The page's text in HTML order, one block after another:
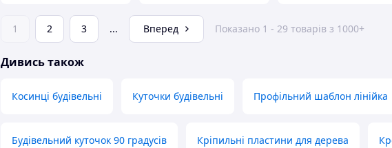
1 2 3 ... Вперед Показано 1 - 29 товарів з 1000+
Дивись також
Косинці будівельні Куточки будівельні Профільний шаблон лінійка
Будівельний куточок 90 градусів Кріпильні пластини для дерева